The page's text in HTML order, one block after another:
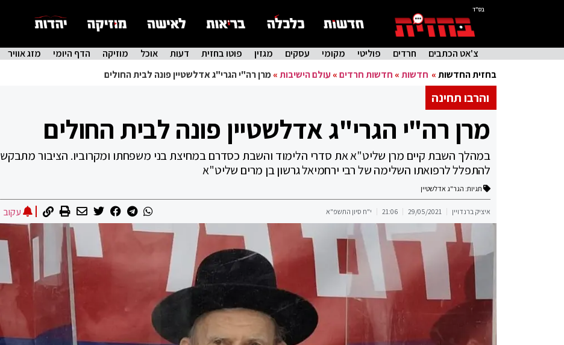
בס"ד
צ'אט הכתבים חרדים פוליטי מקומי עסקים מגזין פוטו בחזית דעות אוכל מוזיקה הדף היומי מזג אוויר
בחזית החדשות» חדשות» חדשות חרדים»עולם הישיבות»מרן רה"י הגרי"ג אדלשטיין פונה לבית החולים
והרבו תחינה
מרן רה"י הגרי"ג אדלשטיין פונה לבית החולים
במהלך השבת קיים מרן שליט"א את סדרי הלימוד והשבת כסדרם במחיצת בני משפחתו ומקרוביו. הציבור מתבקש
להתפלל לרפואתו השלימה של רבי ירחמיאל גרשון בן מרים שליט"א
תגיות: הגר"ג אדלשטיין
איציק ברנדויין 29/05/2021
21:06 י"ח סיון התשפ"א עקוב